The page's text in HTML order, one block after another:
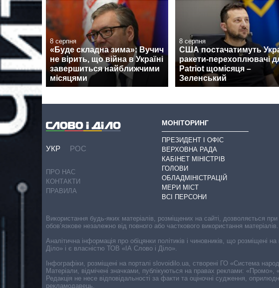
8 серпня
«Буде складна зима»: Вучич
не вірить, що війна в Україні
завершиться найближчими
місяцями
8 серпня
США постачатимуть
ракети-перехоплювачі
Patriot щомісяця –
Зеленський
УКР РОС
ПРО НАС
КОНТАКТИ
ПРАВИЛА
МОНІТОРИНГ
ПРЕЗИДЕНТ І ОФІС
ВЕРХОВНА РАДА
КАБІНЕТ МІНІСТРІВ
ГОЛОВИ
ОБЛАДМІНІСТРАЦІЙ
МЕРИ МІСТ
ВСІ ПЕРСОНИ
Використання будь-яких матеріалів, розміщених на сайті, дозволяється
обов’язкове незалежно від повного або часткового використання матеріалів.
Аналітична інформація про обіцянки політиків і чиновників, що
Діло» і є власністю ТОВ «ІА Слово і Діло».
Інфографіки, розміщені на порталі slovoidilo.ua, створені ГО «Система
Матеріали, відмічені значками, публікуються на правах реклами:
Редакція не несе відповідальності за факти та оціночні судження,
рекламодавець.